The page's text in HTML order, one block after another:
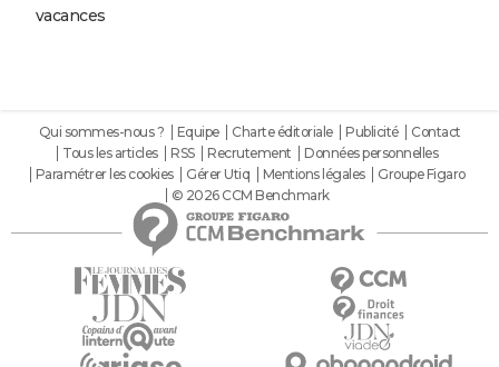
vacances
Qui sommes-nous ? Equipe Charte éditoriale Publicité
Contact
Tous les articles
RSS Recrutement
Données personnelles
Paramétrer les cookies
Gérer Utiq Mentions légales
Groupe Figaro
© 2026 CCM Benchmark